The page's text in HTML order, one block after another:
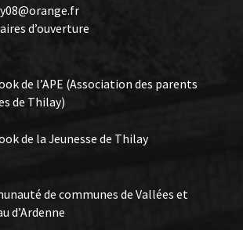
d’ouverture
de l’APE (Association des parents
de Thilay)
de la Jeunesse de Thilay
de communes de Vallées et
d’Ardenne